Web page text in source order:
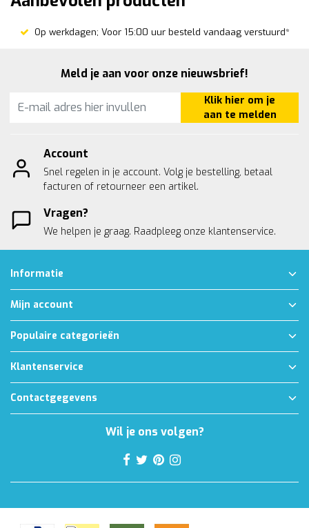
Op werkdagen; Voor 15:00 uur besteld vandaag verstuurd*
Meld je aan voor onze nieuwsbrief!
Klik hier om je
aan te melden
Account
Snel regelen in je account. Volg je bestelling, betaal
facturen of retourneer een artikel.
Vragen?
We helpen je graag. Raadpleeg onze klantenservice.
Informatie
Mijn account
Populaire categorieën
Klantenservice
Contactgegevens
Wil je ons volgen?